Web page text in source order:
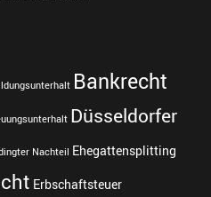
Bankrecht
Düsseldorfer
Nachteil Ehegattensplitting
Erbschaftsteuer